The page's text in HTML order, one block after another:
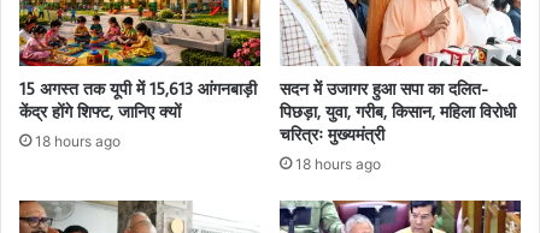
15 अगस्त तक यूपी में 15,613 आंगनबाड़ी
केंद्र होंगे शिफ्ट, जानिए क्यों
18 hours ago
सदन में उजागर हुआ सपा का दलित-
पिछड़ा, युवा, गरीब, किसान, महिला विरोधी
चरित्रः मुख्यमंत्री
18 hours ago